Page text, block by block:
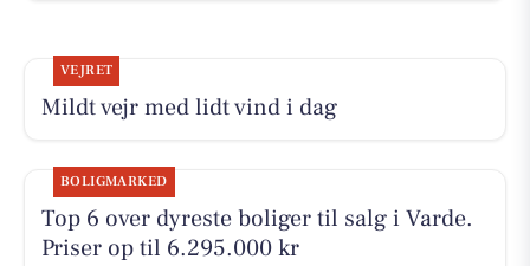
VEJRET
Mildt vejr med lidt vind i dag
BOLIGMARKED
Top 6 over dyreste boliger til salg i Varde.
Priser op til 6.295.000 kr